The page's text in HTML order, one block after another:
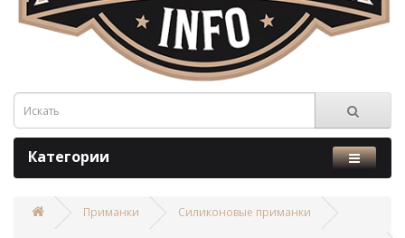
Категории
Приманки Силиконовые приманки